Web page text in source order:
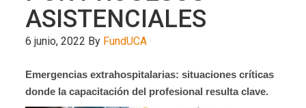
ASISTENCIALES
6 junio, 2022 By FundUCA
Emergencias extrahospitalarias: situaciones críticas
donde la capacitación del profesional resulta clave.